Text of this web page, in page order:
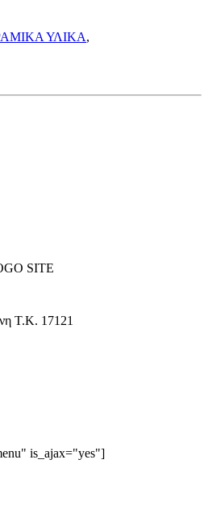
ΥΛΙΚΑ,
T.K. 17121
is_ajax="yes"]